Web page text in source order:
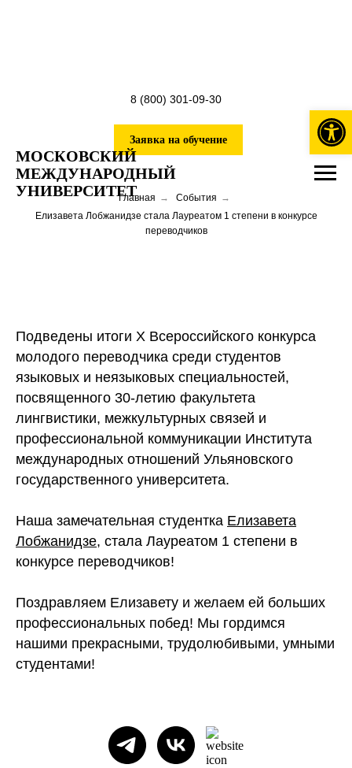
МОСКОВСКИЙ
МЕЖДУНАРОДНЫЙ
УНИВЕРСИТЕТ
8 (800) 301-09-30
Заявка на обучение
Главная → События →
Елизавета Лобжанидзе стала Лауреатом 1 степени в конкурсе
переводчиков
Подведены итоги Х Всероссийского конкурса
молодого переводчика среди студентов
языковых и неязыковых специальностей,
посвященного 30-летию факультета
лингвистики, межкультурных связей и
профессиональной коммуникации Института
международных отношений Ульяновского
государственного университета.
Наша замечательная студентка Елизавета
Лобжанидзе, стала Лауреатом 1 степени в
конкурсе переводчиков!
Поздравляем Елизавету и желаем ей больших
профессиональных побед! Мы гордимся
нашими прекрасными, трудолюбивыми, умными
студентами!